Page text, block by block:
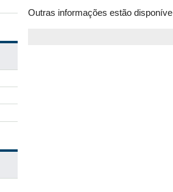
Outras informações estão